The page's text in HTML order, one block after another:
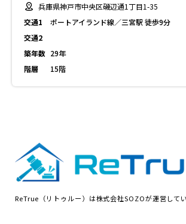
兵庫県神戸市中央区磯辺通1丁目1-35
交通1
ポートアイランド線／三宮駅 徒歩9分
交通2
築年数 29年
階層
15階
ReTrue（リトゥルー）は株式会社SOZOが運営して